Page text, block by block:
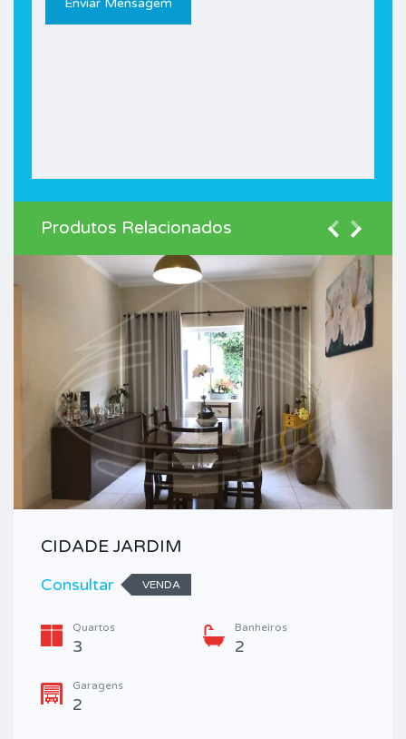
Produtos Relacionados
CIDADE JARDIM
Consultar
VENDA
Quartos
3
Banheiros
2
Garagens
2